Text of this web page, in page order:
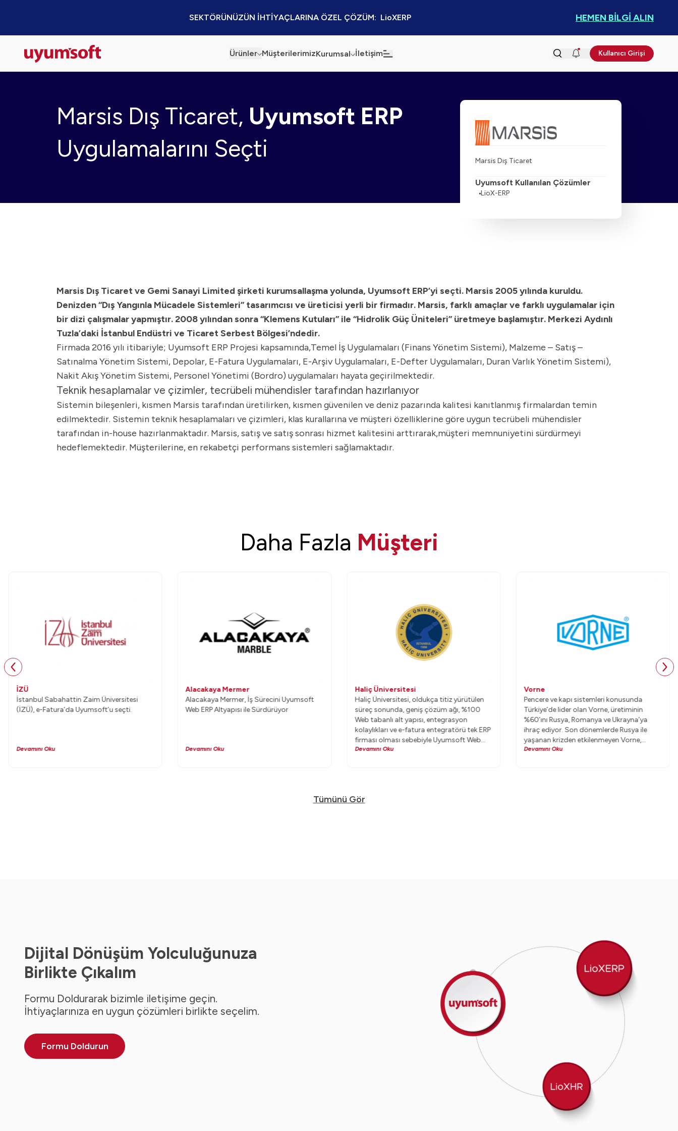
SEKTÖRÜNÜZÜN İHTİYAÇLARINA ÖZEL ÇÖZÜM:  LioXERP HEMEN BİLGİ ALIN
Ürünler MüşterilerimizKurumsal İletişim
Kaynaklar
Kullanıcı Girişi
Marsis Dış Ticaret, Uyumsoft ERP
Uygulamalarını Seçti
Marsis Dış Ticaret
Uyumsoft Kullanılan Çözümler
LioX-ERP
Marsis Dış Ticaret ve Gemi Sanayi Limited şirketi kurumsallaşma yolunda, Uyumsoft ERP’yi seçti. Marsis 2005 yılında kuruldu.
Denizden “Dış Yangınla Mücadele Sistemleri” tasarımcısı ve üreticisi yerli bir firmadır. Marsis, farklı amaçlar ve farklı uygulamalar için
bir dizi çalışmalar yapmıştır. 2008 yılından sonra “Klemens Kutuları” ile “Hidrolik Güç Üniteleri” üretmeye başlamıştır. Merkezi Aydınlı
Tuzla’daki İstanbul Endüstri ve Ticaret Serbest Bölgesi’ndedir.
Firmada 2016 yılı itibariyle; Uyumsoft ERP Projesi kapsamında,Temel İş Uygulamaları (Finans Yönetim Sistemi), Malzeme – Satış –
Satınalma Yönetim Sistemi, Depolar, E-Fatura Uygulamaları, E-Arşiv Uygulamaları, E-Defter Uygulamaları, Duran Varlık Yönetim Sistemi),
Nakit Akış Yönetim Sistemi, Personel Yönetimi (Bordro) uygulamaları hayata geçirilmektedir.
Teknik hesaplamalar ve çizimler, tecrübeli mühendisler tarafından hazırlanıyor
Sistemin bileşenleri, kısmen Marsis tarafından üretilirken, kısmen güvenilen ve deniz pazarında kalitesi kanıtlanmış firmalardan temin
edilmektedir. Sistemin teknik hesaplamaları ve çizimleri, klas kurallarına ve müşteri özelliklerine göre uygun tecrübeli mühendisler
tarafından in-house hazırlanmaktadır. Marsis, satış ve satış sonrası hizmet kalitesini arttırarak,müşteri memnuniyetini sürdürmeyi
hedeflemektedir. Müşterilerine, en rekabetçi performans sistemleri sağlamaktadır.
Daha Fazla Müşteri
İZÜ
İstanbul Sabahattin Zaim Üniversitesi
(İZÜ), e-Fatura’da Uyumsoft’u seçti.
Devamını Oku
Alacakaya Mermer
Alacakaya Mermer, İş Sürecini Uyumsoft
Web ERP Altyapısı ile Sürdürüyor
Devamını Oku
Haliç Üniversitesi
Haliç Üniversitesi, oldukça titiz yürütülen
süreç sonunda, geniş çözüm ağı, %100
Web tabanlı alt yapısı, entegrasyon
kolaylıkları ve e-fatura entegratörü tek ERP
firması olması sebebiyle Uyumsoft Web
ERP’ye karar verdi.
Devamını Oku
Vorne
Pencere ve kapı sistemleri konusunda
Türkiye’de lider olan Vorne, üretiminin
%60’ını Rusya, Romanya ve Ukrayna’ya
ihraç ediyor. Son dönemlerde Rusya ile
yaşanan krizden etkilenmeyen Vorne,
önümüzdeki yıllarda mevcut pazarlarının
Devamını Oku
Tümünü Gör
Dijital Dönüşüm Yolculuğunuza
Birlikte Çıkalım
Formu Doldurarak bizimle iletişime geçin.
İhtiyaçlarınıza en uygun çözümleri birlikte seçelim.
Formu Doldurun